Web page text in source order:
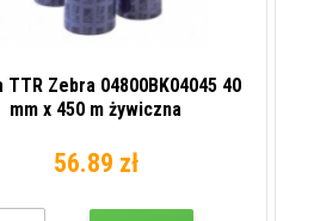
TTR Zebra 04800BK04045 40
mm x 450 m żywiczna
56.89 zł